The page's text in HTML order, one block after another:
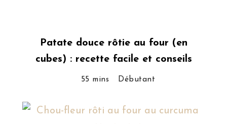
Patate douce rôtie au four (en
cubes) : recette facile et conseils
55 mins Débutant